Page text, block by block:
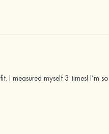
I measured myself 3 times! I’m